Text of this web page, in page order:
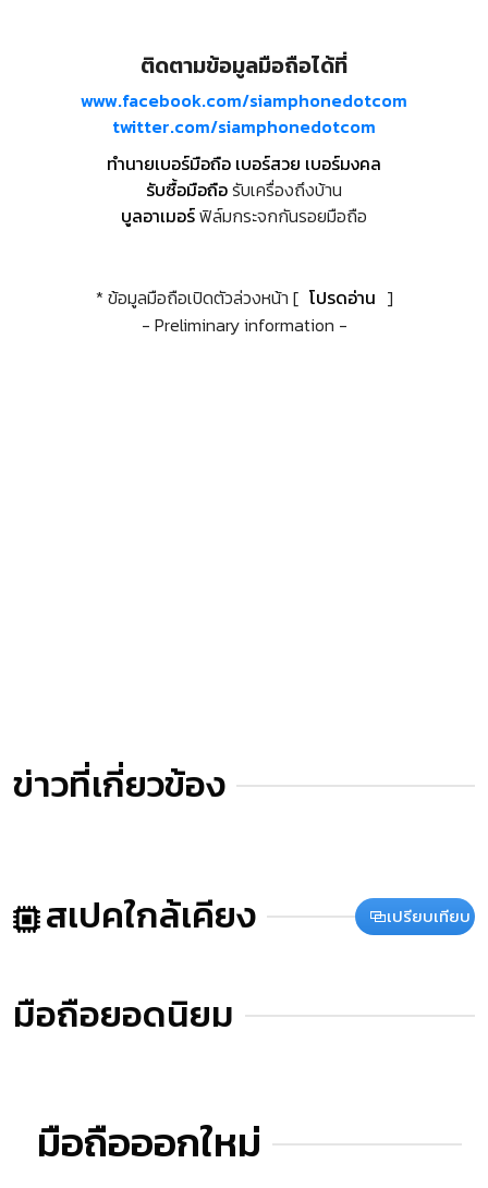
ติดตามข้อมูลมือถือได้ที่
www.facebook.com/siamphonedotcom
twitter.com/siamphonedotcom
ทำนายเบอร์มือถือ เบอร์สวย เบอร์มงคล
รับซื้อมือถือรับเครื่องถึงบ้าน
บูลอาเมอร์ฟิล์มกระจกกันรอยมือถือ
* ข้อมูลมือถือเปิดตัวล่วงหน้า [ โปรดอ่าน ]
- Preliminary information -
ข่าวที่เกี่ยวข้อง
สเปคใกล้เคียง เปรียบเทียบ
มือถือยอดนิยม
มือถือออกใหม่